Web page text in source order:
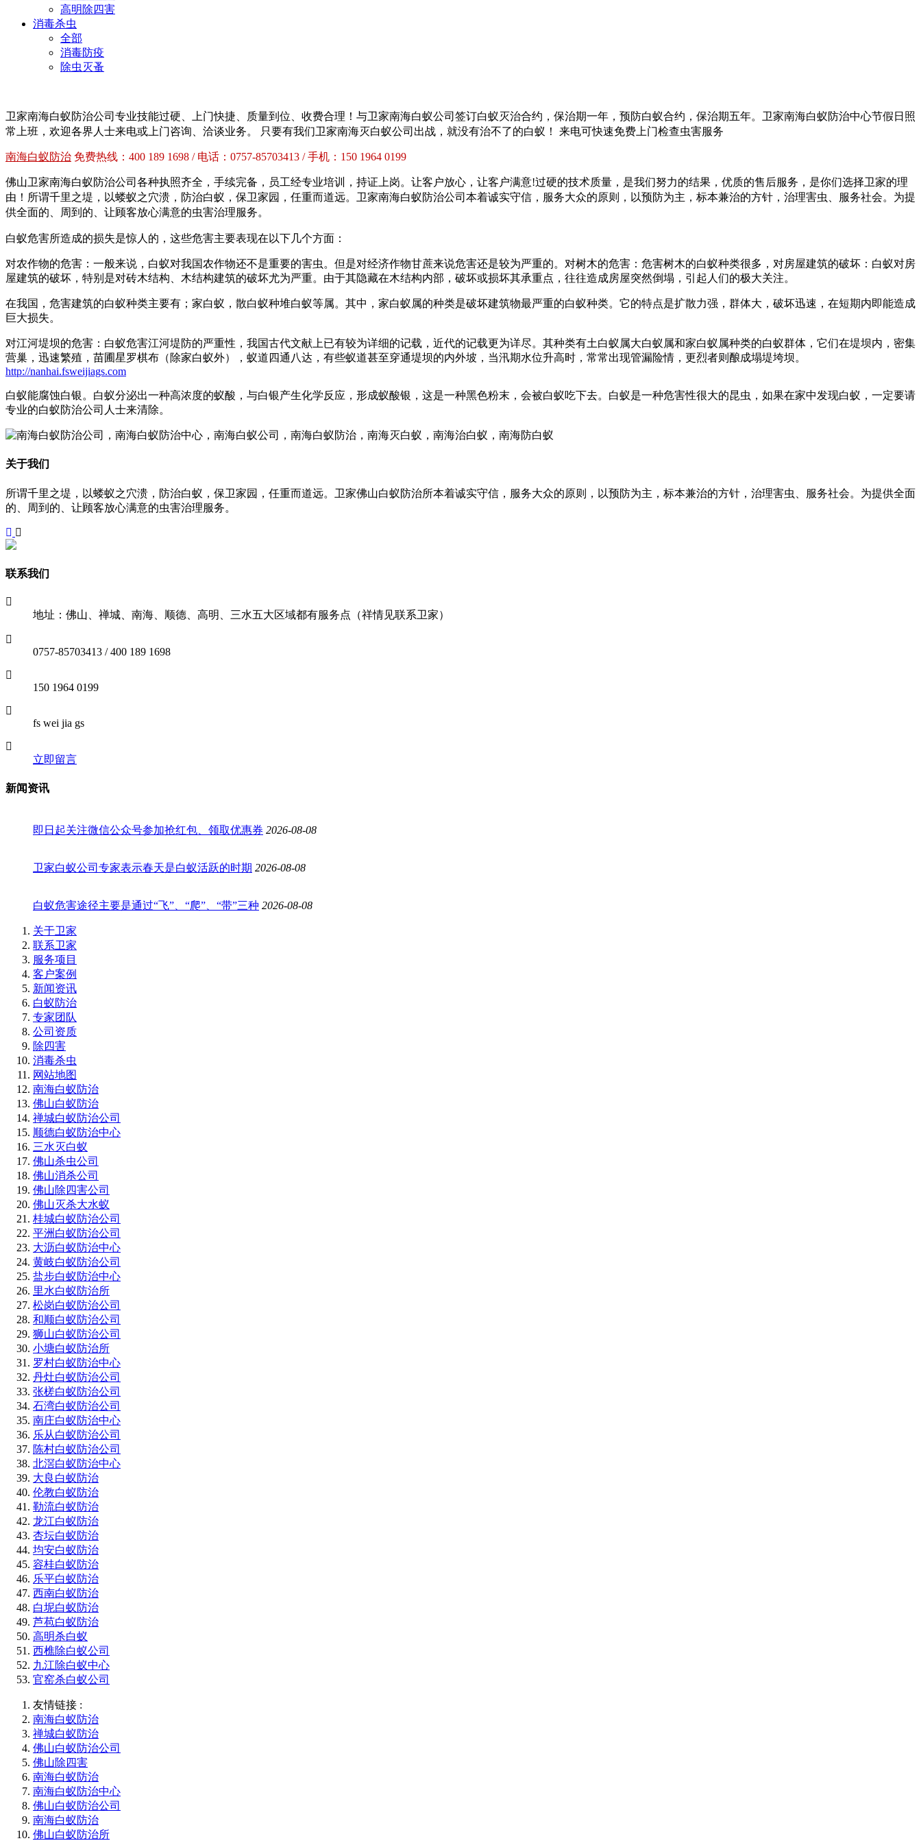
高明除四害
消毒杀虫
全部
消毒防疫
除虫灭蚤
卫家南海白蚁防治公司专业技能过硬、上门快捷、质量到位、收费合理！ 与卫家南海白蚁公司签订白蚁灭治合约，保治期一年，预防白蚁合约，保治期五年。 卫家南海白蚁防治中心节假日照
常上班，欢迎各界人士来电或上门咨询、洽谈业务。
只要有我们卫家南海灭白蚁公司出战，就没有治不了的白蚁！ 来电可快速免费上门检查虫害服务
南海白蚁防治 免费热线：400 189 1698 / 电话：0757-85703413 /手机：150 1964 0199
佛山卫家南海白蚁防治公司各种执照齐全，手续完备，员工经专业培训，持证上岗。让客户放心，让客户满意!过硬的技术质量，是我们努力的结果，优质的售后服务，是你们选择卫家的理
由！ 所谓千里之堤，以蝼蚁之穴溃，防治白蚁，保卫家园，任重而道远。卫家南海白蚁防治公司本着诚实守信，服务大众的原则，以预防为主，标本兼治的方针，治理害虫、服务社会。为提
供全面的、周到的、让顾客放心满意的虫害治理服务。
白蚁危害所造成的损失是惊人的，这些危害主要表现在以下几个方面：
对农作物的危害：一般来说，白蚁对我国农作物还不是重要的害虫。但是对经济作物甘蔗来说危害还是较为严重的。对树木的危害：危害树木的白蚁种类很多，对房屋建筑的破坏：白蚁对房
屋建筑的破坏，特别是对砖木结构、木结构建筑的破坏尤为严重。由于其隐藏在木结构内部，破坏或损坏其承重点，往往造成房屋突然倒塌，引起人们的极大关注。
在我国，危害建筑的白蚁种类主要有；家白蚁，散白蚁种堆白蚁等属。其中，家白蚁属的种类是破坏建筑物最严重的白蚁种类。它的特点是扩散力强，群体大，破坏迅速，在短期内即能造成
巨大损失。
对江河堤坝的危害：白蚁危害江河堤防的严重性，我国古代文献上已有较为详细的记载，近代的记载更为详尽。其种类有土白蚁属大白蚁属和家白蚁属种类的白蚁群体，它们在堤坝内，密集
营巢，迅速繁殖，苗圃星罗棋布（除家白蚁外），蚁道四通八达，有些蚁道甚至穿通堤坝的内外坡，当汛期水位升高时，常常出现管漏险情，更烈者则酿成塌堤垮坝。
http://nanhai.fsweijiags.com
白蚁能腐蚀白银。白蚁分泌出一种高浓度的蚁酸，与白银产生化学反应，形成蚁酸银，这是一种黑色粉末，会被白蚁吃下去。白蚁是一种危害性很大的昆虫，如果在家中发现白蚁，一定要请
专业的白蚁防治公司人士来清除。
关于我们
所谓千里之堤，以蝼蚁之穴溃，防治白蚁，保卫家园，任重而道远。卫家佛山白蚁防治所本着诚实守信，服务大众的原则，以预防为主，标本兼治的方针，治理害虫、服务社会。为提供全面
的、周到的、让顾客放心满意的虫害治理服务。
联系我们
地址：佛山、禅城、南海、顺德、高明、三水五大区域都有服务点（祥情见联系卫家）
0757-85703413 / 400 189 1698
150 1964 0199
fs wei jia gs
立即留言
新闻资讯
即日起关注微信公众号参加抢红包、领取优惠券 2026-08-08
卫家白蚁公司专家表示春天是白蚁活跃的时期 2026-08-08
白蚁危害途径主要是通过“飞”、“爬”、“带”三种 2026-08-08
关于卫家
联系卫家
服务项目
客户案例
新闻资讯
白蚁防治
专家团队
公司资质
除四害
消毒杀虫
网站地图
南海白蚁防治
佛山白蚁防治
禅城白蚁防治公司
顺德白蚁防治中心
三水灭白蚁
佛山杀虫公司
佛山消杀公司
佛山除四害公司
佛山灭杀大水蚁
桂城白蚁防治公司
平洲白蚁防治公司
大沥白蚁防治中心
黄岐白蚁防治公司
盐步白蚁防治中心
里水白蚁防治所
松岗白蚁防治公司
和顺白蚁防治公司
狮山白蚁防治公司
小塘白蚁防治所
罗村白蚁防治中心
丹灶白蚁防治公司
张槎白蚁防治公司
石湾白蚁防治公司
南庄白蚁防治中心
乐从白蚁防治公司
陈村白蚁防治公司
北滘白蚁防治中心
大良白蚁防治
伦教白蚁防治
勒流白蚁防治
龙江白蚁防治
杏坛白蚁防治
均安白蚁防治
容桂白蚁防治
乐平白蚁防治
西南白蚁防治
白坭白蚁防治
芦苞白蚁防治
高明杀白蚁
西樵除白蚁公司
九江除白蚁中心
官窑杀白蚁公司
友情链接 :
南海白蚁防治
禅城白蚁防治
佛山白蚁防治公司
佛山除四害
南海白蚁防治
南海白蚁防治中心
佛山白蚁防治公司
南海白蚁防治
佛山白蚁防治所